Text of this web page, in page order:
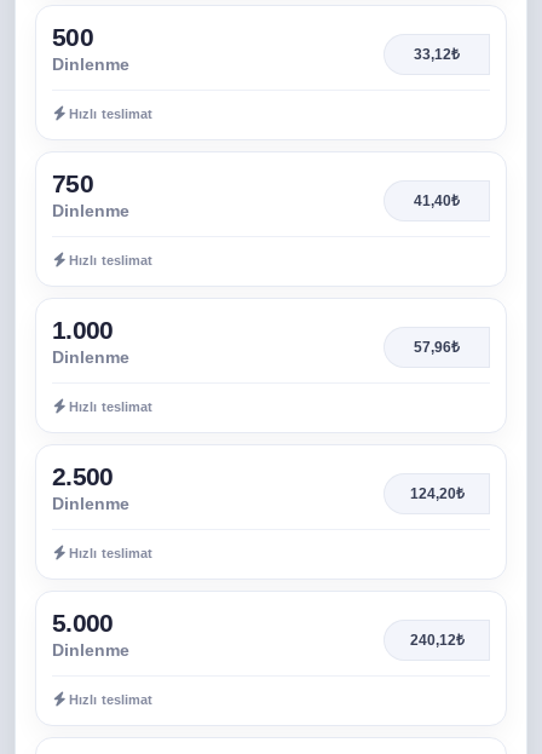
500
Dinlenme 33,12₺
Hızlı teslimat
750
Dinlenme 41,40₺
Hızlı teslimat
1.000
Dinlenme 57,96₺
Hızlı teslimat
2.500
Dinlenme 124,20₺
Hızlı teslimat
5.000
Dinlenme 240,12₺
Hızlı teslimat